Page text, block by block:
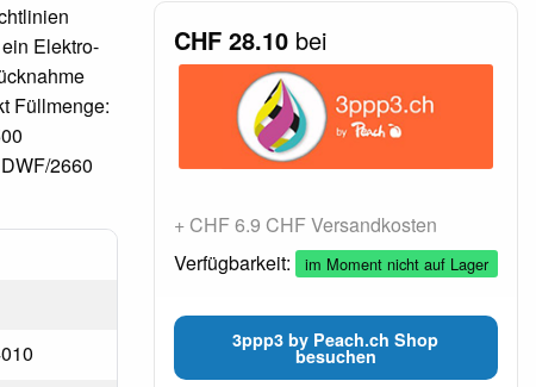
Elektro-
Füllmenge:
2660
CHF 28.10bei
+ CHF 6.9 CHF Versandkosten
Verfügbarkeit:
im Moment nicht auf Lager
3ppp3 by Peach.ch Shop
besuchen